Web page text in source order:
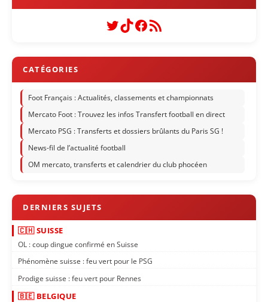
Twitter
TikTok
Facebook
Flux RSS
Foot Français : Actualités, classements et championnats
Mercato Foot : Trouvez les infos Transfert football en direct
Mercato PSG : Transferts et dossiers brûlants du Paris SG !
News-fil de l’actualité football
OM mercato, transferts et calendrier du club phocéen
🇨🇭 SUISSE
OL : coup dingue confirmé en Suisse
Phénomène suisse : feu vert pour le PSG
Prodige suisse : feu vert pour Rennes
🇧🇪 BELGIQUE